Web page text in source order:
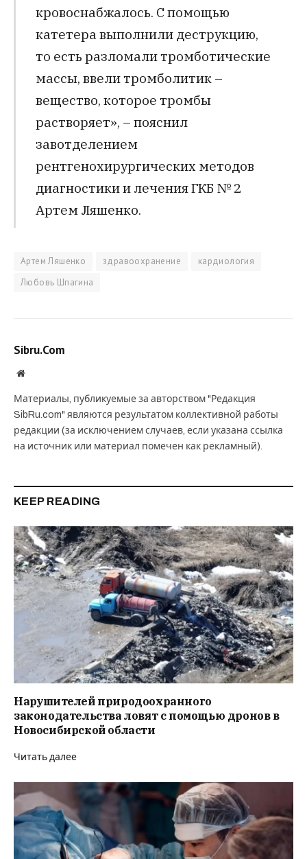
кровоснабжалось. С помощью
катетера выполнили деструкцию,
то есть разломали тромботические
массы, ввели тромболитик –
вещество, которое тромбы
растворяет», – пояснил
завотделением
рентгенохирургических методов
диагностики и лечения ГКБ № 2
Артем Ляшенко.
Артем Ляшенко здравоохранение
кардиология
Любовь Шпагина
Sibru.Com
Website
Материалы, публикуемые за авторством "Редакция
SibRu.com" являются результатом коллективной работы
редакции (за исключением случаев, если указана ссылка
на источник или материал помечен как рекламный).
KEEP READING
Нарушителей природоохранного
законодательства ловят с помощью дронов в
Новосибирской области
Читать далее